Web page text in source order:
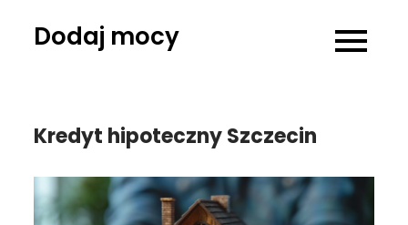
Dodaj mocy
Kredyt hipoteczny Szczecin